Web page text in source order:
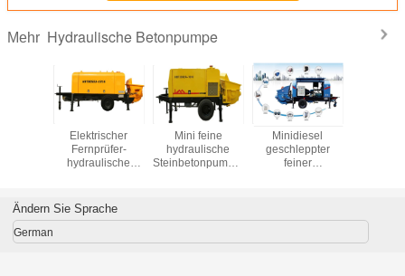
Mehr Hydraulische Betonpumpe
für die
Elektrischer
Fernprüfer-
hydraulische
pumpende
Arbeiten
Mini feine
hydraulische
Steinbetonpumpe,
Durchmesser von
Minidiesel
geschleppter
feiner
der Betonpumpe-
Ändern Sie Sprache
German